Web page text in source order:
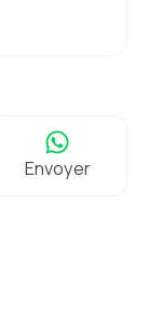
Envoyer